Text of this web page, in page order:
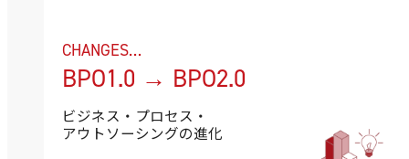
CHANGES…
BPO1.0 → BPO2.0
ビジネス・プロセス・
アウトソーシングの進化